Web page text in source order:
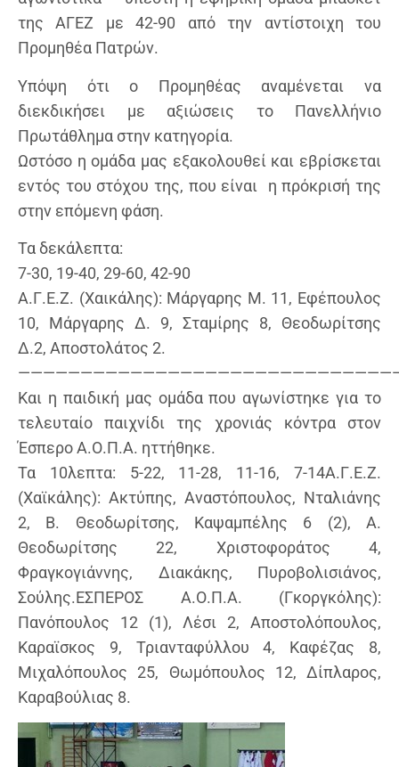
της ΑΓΕΖ με 42-90 από την αντίστοιχη του
Προμηθέα Πατρών.
Υπόψη ότι ο Προμηθέας αναμένεται να
διεκδικήσει με αξιώσεις το Πανελλήνιο
Πρωτάθλημα στην κατηγορία.
Ωστόσο η ομάδα μας εξακολουθεί και εβρίσκεται
εντός του στόχου της, που είναι η πρόκρισή της
στην επόμενη φάση.
Τα δεκάλεπτα:
7-30, 19-40, 29-60, 42-90
Α.Γ.Ε.Ζ. (Χαικάλης): Μάργαρης Μ. 11, Εφέπουλος
10, Μάργαρης Δ. 9, Σταμίρης 8, Θεοδωρίτσης
Δ.2, Αποστολάτος 2.
Και η παιδική μας ομάδα που αγωνίστηκε για το
τελευταίο παιχνίδι της χρονιάς κόντρα στον
Έσπερο Α.Ο.Π.Α. ηττήθηκε.
Τα 10λεπτα: 5-22, 11-28, 11-16, 7-14Α.Γ.Ε.Ζ.
(Χαϊκάλης): Ακτύπης, Αναστόπουλος, Νταλιάνης
2, Β. Θεοδωρίτσης, Καψαμπέλης 6 (2), Α.
Θεοδωρίτσης 22, Χριστοφοράτος 4,
Φραγκογιάννης, Διακάκης, Πυροβολισιάνος,
Σούλης.ΕΣΠΕΡΟΣ Α.Ο.Π.Α. (Γκοργκόλης):
Πανόπουλος 12 (1), Λέσι 2, Αποστολόπουλος,
Καραϊσκος 9, Τριανταφύλλου 4, Καφέζας 8,
Μιχαλόπουλος 25, Θωμόπουλος 12, Δίπλαρος,
Καραβούλιας 8.